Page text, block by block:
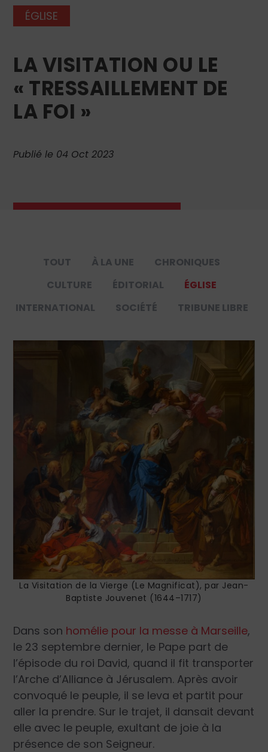
ÉGLISE
LA VISITATION OU LE
« TRESSAILLEMENT DE
LA FOI »
Publié le 04 Oct 2023
TOUT À LA UNE
CHRONIQUES
CULTURE
ÉDITORIAL
ÉGLISE
INTERNATIONAL
SOCIÉTÉ TRIBUNE LIBRE
La Visitation de la Vierge (Le Magnificat), par Jean-
Baptiste Jouvenet (1644–1717)
Dans son homélie pour la messe à Marseille,
le 23 septembre dernier, le Pape part de
l’épisode du roi David, quand il fit transporter
l’Arche d’Alliance à Jérusalem. Après avoir
convoqué le peuple, il se leva et partit pour
aller la prendre. Sur le trajet, il dansait devant
elle avec le peuple, exultant de joie à la
présence de son Seigneur.